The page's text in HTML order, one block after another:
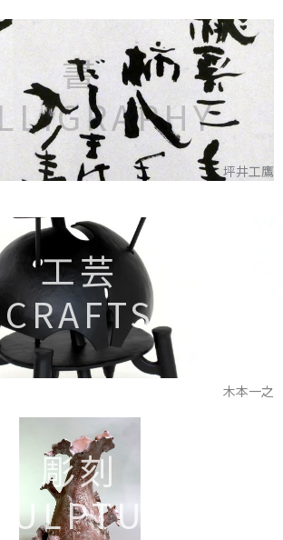
書
坪井工鷹
工芸
CRAFTS
木本一之
彫刻